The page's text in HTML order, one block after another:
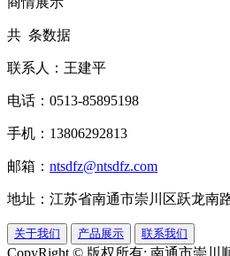
共 条数据
联系人：王建平
电话：0513-85895198
手机：13806292813
邮箱： ntsdfz@ntsdfz.com
地址：江苏省南通市崇川区跃龙南
关于我们 产品展示 联系我们
CopyRight © 版权所有: 南通市崇川